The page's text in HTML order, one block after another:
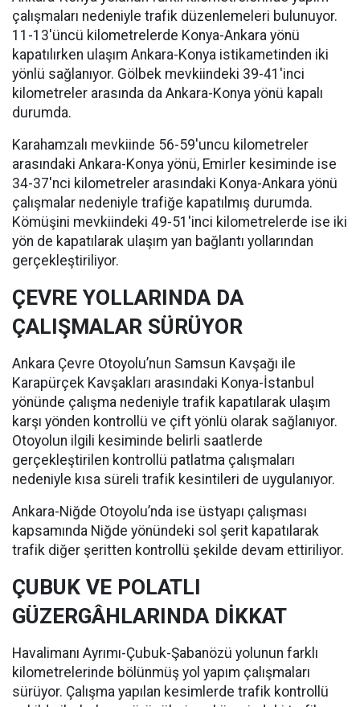
çalışmaları nedeniyle trafik düzenlemeleri bulunuyor.
11-13'üncü kilometrelerde Konya-Ankara yönü
kapatılırken ulaşım Ankara-Konya istikametinden iki
yönlü sağlanıyor. Gölbek mevkiindeki 39-41'inci
kilometreler arasında da Ankara-Konya yönü kapalı
durumda.
Karahamzalı mevkiinde 56-59'uncu kilometreler
arasındaki Ankara-Konya yönü, Emirler kesiminde ise
34-37'nci kilometreler arasındaki Konya-Ankara yönü
çalışmalar nedeniyle trafiğe kapatılmış durumda.
Kömüşini mevkiindeki 49-51'inci kilometrelerde ise iki
yön de kapatılarak ulaşım yan bağlantı yollarından
gerçekleştiriliyor.
ÇEVRE YOLLARINDA DA
ÇALIŞMALAR SÜRÜYOR
Ankara Çevre Otoyolu’nun Samsun Kavşağı ile
Karapürçek Kavşakları arasındaki Konya-İstanbul
yönünde çalışma nedeniyle trafik kapatılarak ulaşım
karşı yönden kontrollü ve çift yönlü olarak sağlanıyor.
Otoyolun ilgili kesiminde belirli saatlerde
gerçekleştirilen kontrollü patlatma çalışmaları
nedeniyle kısa süreli trafik kesintileri de uygulanıyor.
Ankara-Niğde Otoyolu’nda ise üstyapı çalışması
kapsamında Niğde yönündeki sol şerit kapatılarak
trafik diğer şeritten kontrollü şekilde devam ettiriliyor.
ÇUBUK VE POLATLI
GÜZERGÂHLARINDA DİKKAT
Havalimanı Ayrımı-Çubuk-Şabanözü yolunun farklı
kilometrelerinde bölünmüş yol yapım çalışmaları
sürüyor. Çalışma yapılan kesimlerde trafik kontrollü